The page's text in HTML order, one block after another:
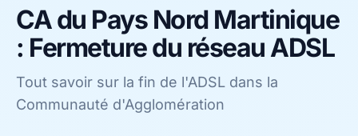
CA du Pays Nord Martinique
: Fermeture du réseau ADSL
Tout savoir sur la fin de l'ADSL dans la
Communauté d'Agglomération